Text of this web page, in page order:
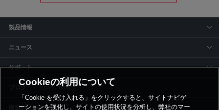
製品情報
ニュース
サポート
siyaku-blog
取扱いメーカー
Cookieの利用について
「Cookie を受け入れる」をクリックすると、サイトナビゲ
ーションを強化し、サイトの使用状況を分析し、弊社のマー